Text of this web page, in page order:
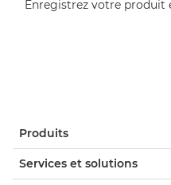
Enregistrez votre produit
Produits
Services et solutions